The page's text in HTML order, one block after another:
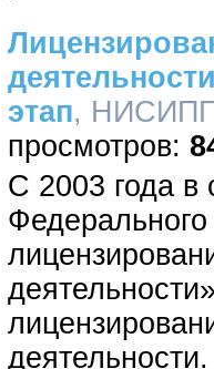
этап,
С 2003 года в